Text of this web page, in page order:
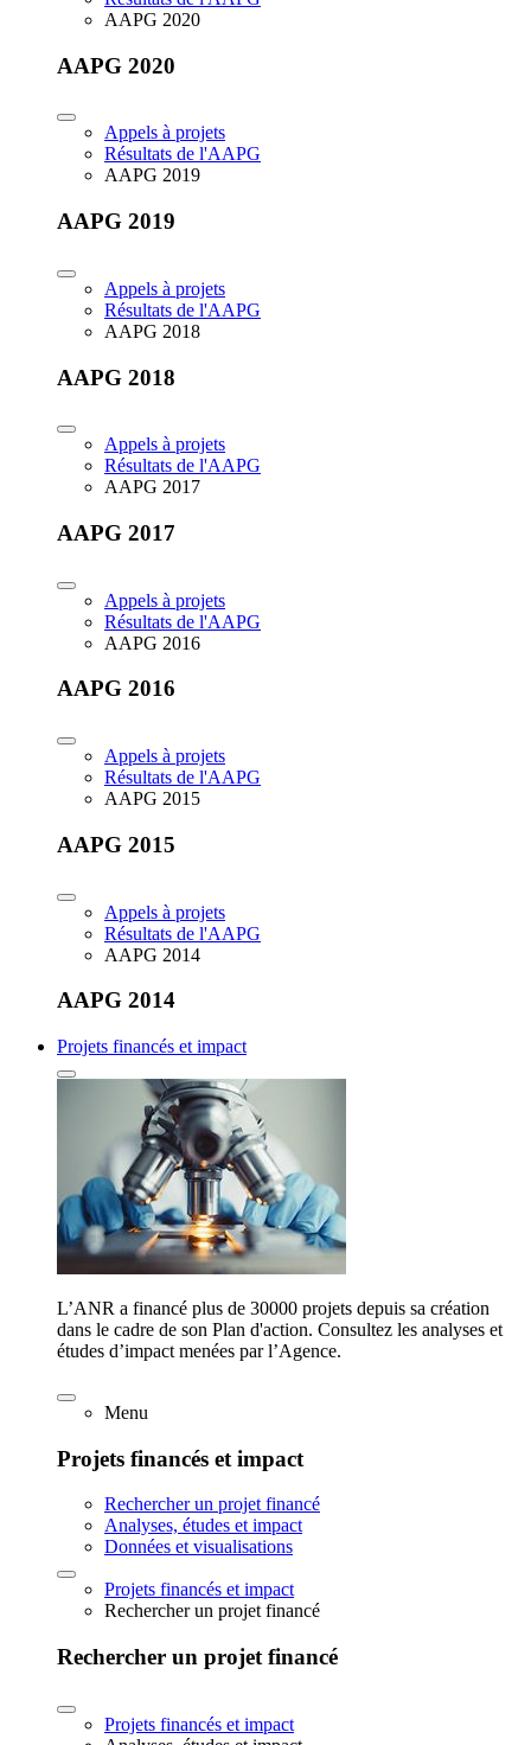
AAPG 2020
AAPG 2020
Appels à projets
Résultats de l'AAPG
AAPG 2019
AAPG 2019
Appels à projets
Résultats de l'AAPG
AAPG 2018
AAPG 2018
Appels à projets
Résultats de l'AAPG
AAPG 2017
AAPG 2017
Appels à projets
Résultats de l'AAPG
AAPG 2016
AAPG 2016
Appels à projets
Résultats de l'AAPG
AAPG 2015
AAPG 2015
Appels à projets
Résultats de l'AAPG
AAPG 2014
AAPG 2014
Projets financés et impact
L’ANR a financé plus de 30000 projets depuis sa création
dans le cadre de son Plan d'action. Consultez les analyses et
études d’impact menées par l’Agence.
Menu
Projets financés et impact
Rechercher un projet financé
Analyses, études et impact
Données et visualisations
Projets financés et impact
Rechercher un projet financé
Rechercher un projet financé
Projets financés et impact